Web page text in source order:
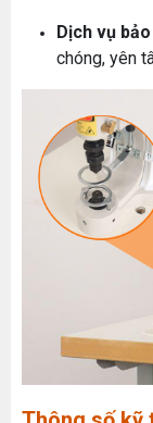
Dịch vụ
chóng, yên